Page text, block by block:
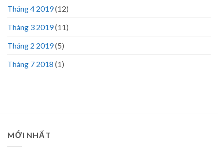
Tháng 4 2019(12)
Tháng 3 2019(11)
Tháng 2 2019(5)
Tháng 7 2018 (1)
MỚI NHẤT